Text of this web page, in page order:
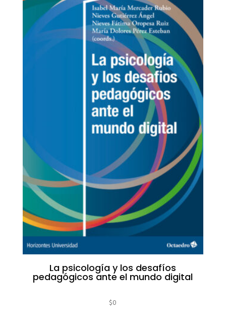
La psicología y los desafíos
pedagógicos ante el mundo digital
$0